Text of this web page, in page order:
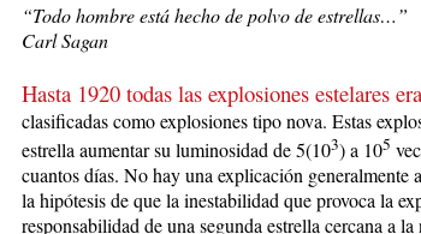
“Todo hombre está hecho de polvo de estrellas…”
Carl Sagan
Hasta 1920 todas las explosiones estelares
clasificadas como explosiones tipo nova. Estas
estrella aumentar su luminosidad de 5(103) a 105
cuantos días. No hay una explicación generalmente
la hipótesis de que la inestabilidad que provoca la
responsabilidad de una segunda estrella cercana a la